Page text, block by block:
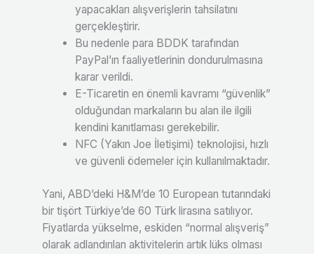
yapacakları alışverişlerin tahsilatını
gerçekleştirir.
Bu nedenle para BDDK tarafından
PayPal’ın faaliyetlerinin dondurulmasına
karar verildi.
E-Ticaretin en önemli kavramı “güvenlik”
olduğundan markaların bu alan ile ilgili
kendini kanıtlaması gerekebilir.
NFC (Yakın Joe İletişimi) teknolojisi, hızlı
ve güvenli ödemeler için kullanılmaktadır.
Yani, ABD’deki H&M’de 10 European tutarındaki
bir tişört Türkiye’de 60 Türk lirasına satılıyor.
Fiyatlarda yükselme, eskiden “normal alışveriş”
olarak adlandırılan aktivitelerin artık lüks olması